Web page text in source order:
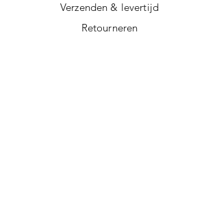
Verzenden & levertijd
Retourneren